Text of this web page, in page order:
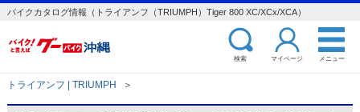
バイクカタログ情報（トライアンフ（TRIUMPH）Tiger 800 XC/XCx/XCA）
検索 マイページ メニュー
トライアンフ | TRIUMPH ＞